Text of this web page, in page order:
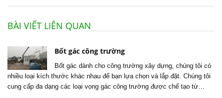
BÀI VIẾT LIÊN QUAN
Bốt gác công trường
Bốt gác dành cho công trường xây dựng, chúng tôi có
nhiều loại kích thước khác nhau để bạn lựa chọn và lắp đặt. Chúng tôi
cung cấp đa dạng các loại vọng gác công trường được chế tạo từ…